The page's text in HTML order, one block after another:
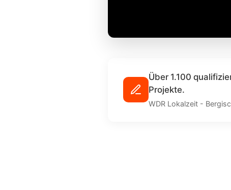
Über 1.100
Projekte.
WDR Lokalzeit -